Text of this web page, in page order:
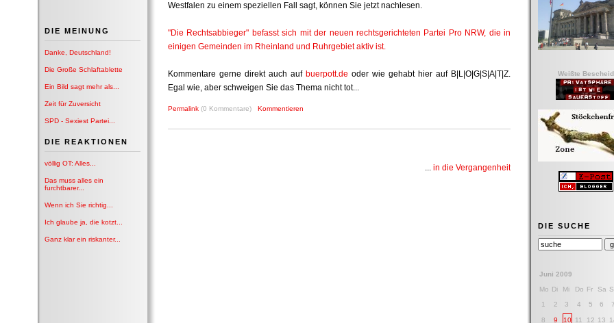
DIE MEINUNG
Danke, Deutschland!
Die Große Schlaftablette
Ein Bild sagt mehr als...
Zeit für Zuversicht
SPD - Sexiest Partei...
DIE REAKTIONEN
völlig OT: Alles...
Das muss alles ein
furchtbarer...
Wenn ich Sie richtig...
Ich glaube ja, die kotzt...
Ganz klar ein riskanter...
Westfalen zu einem speziellen Fall sagt, können Sie jetzt nachlesen.
"Die Rechtsabbieger" befasst sich mit der neuen rechtsgerichteten Partei Pro NRW, die in
einigen Gemeinden im Rheinland und Ruhrgebiet aktiv ist.
Kommentare gerne direkt auch auf buerpott.de oder wie gehabt hier auf B|L|O|G|S|A|T|Z.
Egal wie, aber schweigen Sie das Thema nicht tot...
Permalink (0 Kommentare) Kommentieren
... in die Vergangenheit
Weißte Bescheid
DIE SUCHE
Juni 2009
Mo Di Mi Do Fr Sa
1
2 3 4 5 6
8 9 10 11 12 13